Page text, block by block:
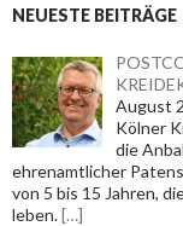
NEUESTE BEITRÄGE
August
Kölner
die
ehrenamtlicher
von 5 bis 15 Jahren,
leben.[…]